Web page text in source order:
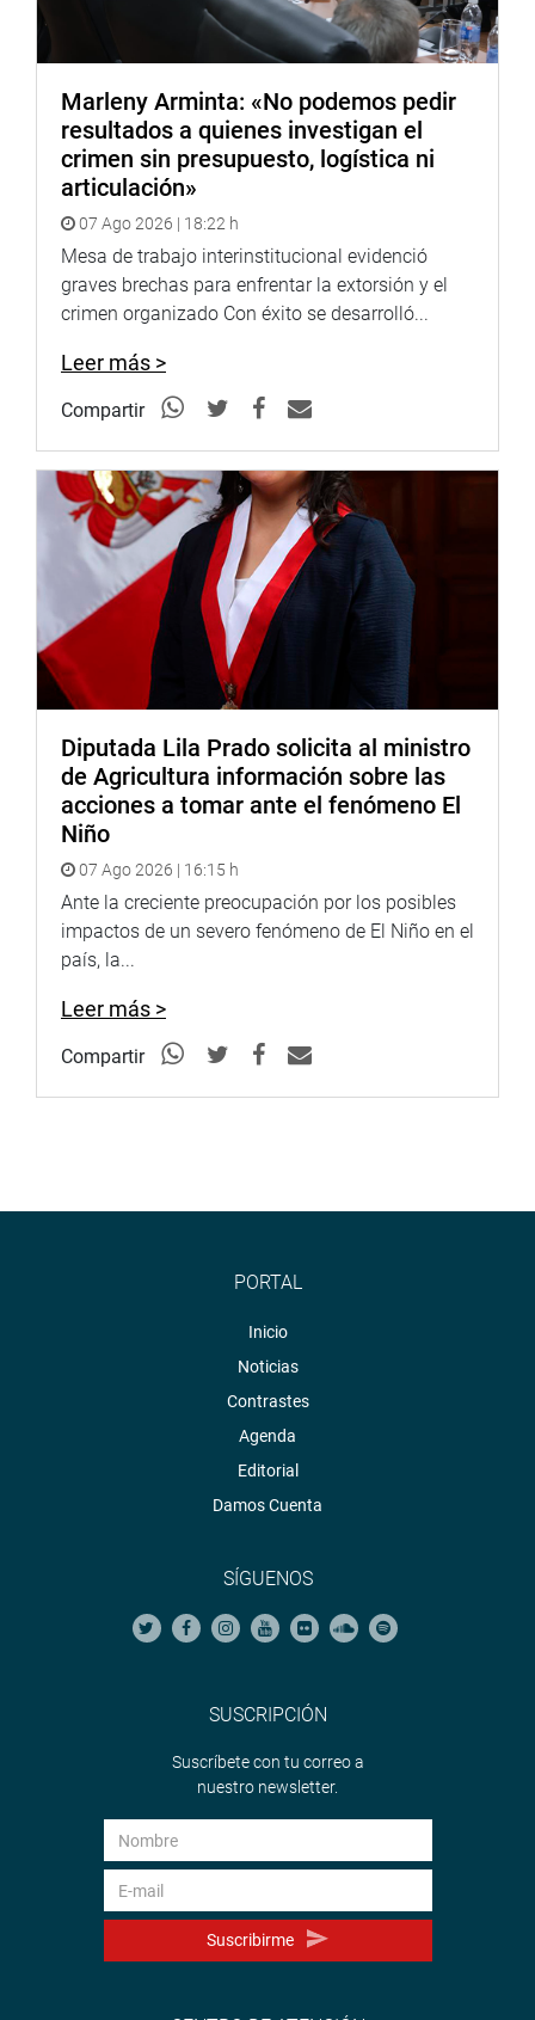
Marleny Arminta: «No podemos pedir
resultados a quienes investigan el
crimen sin presupuesto, logística ni
articulación»
07 Ago 2026 | 18:22 h
Mesa de trabajo interinstitucional evidenció
graves brechas para enfrentar la extorsión y el
crimen organizado Con éxito se desarrolló...
Leer más >
Compartir
Diputada Lila Prado solicita al ministro
de Agricultura información sobre las
acciones a tomar ante el fenómeno El
Niño
07 Ago 2026 | 16:15 h
Ante la creciente preocupación por los posibles
impactos de un severo fenómeno de El Niño en el
país, la...
Leer más >
Compartir
PORTAL
Inicio
Noticias
Contrastes
Agenda
Editorial
Damos Cuenta
SÍGUENOS
SUSCRIPCIÓN
Suscríbete con tu correo a
nuestro newsletter.
Suscribirme